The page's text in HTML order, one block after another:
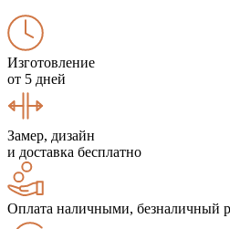
Изготовление
от 5 дней
Замер, дизайн
и доставка бесплатно
Оплата наличными, безналичный